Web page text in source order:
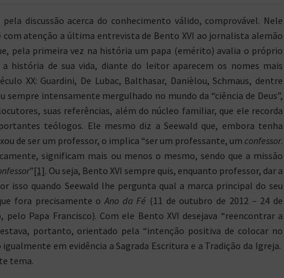
discussão acerca do conhecimento válido, comprovável. Nele
atenção a última entrevista de Bento XVI ao jornalista alemão
pela primeira vez na história um papa (emérito) avalia o próprio
a história de sua vida, diante do leitor aparecem os nomes mais
XX: Guardini, De Lubac, Balthasar, Danièlou, Schmaus, dentre
intensamente mergulhado no mundo da “ciência de Deus”,
suas referências, além do núcleo familiar, que ele recorda
teólogos. Ele mesmo diz a Seewald que, embora tenha
de ser um professor, o implica “ser um professante, um confessor.
significam mais ou menos o mesmo, sendo que a missão
”[1]. Ou seja, Bento XVI sempre quis, enquanto professor, dar a
isso quando Seewald lhe pergunta qual a marca principal do seu
fora precisamente oAno da Fé (11 de outubro de 2012 – 24 de
Papa Francisco). Com ele Bento XVI desejava “reencontrar a
portanto, orientado pela “intenção positiva de colocar no
igualmente em evidência a Sagrada Escritura e a Tradição da Igreja.
tema.